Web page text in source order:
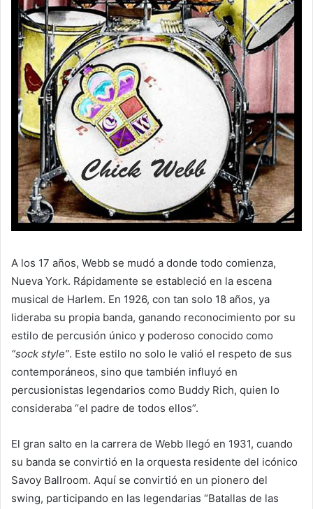
A los 17 años, Webb se mudó a donde todo comienza,
Nueva York. Rápidamente se estableció en la escena
musical de Harlem. En 1926, con tan solo 18 años, ya
lideraba su propia banda, ganando reconocimiento por su
estilo de percusión único y poderoso conocido como
“sock style”. Este estilo no solo le valió el respeto de sus
contemporáneos, sino que también influyó en
percusionistas legendarios como Buddy Rich, quien lo
consideraba “el padre de todos ellos”.
El gran salto en la carrera de Webb llegó en 1931, cuando
su banda se convirtió en la orquesta residente del icónico
Savoy Ballroom. Aquí se convirtió en un pionero del
swing, participando en las legendarias “Batallas de las